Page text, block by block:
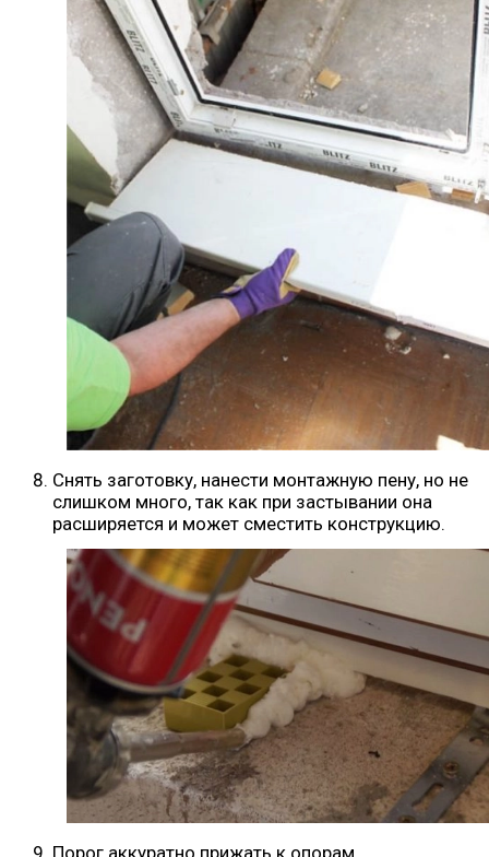
Снять заготовку, нанести монтажную пену, но не
слишком много, так как при застывании она
расширяется и может сместить конструкцию.
Порог аккуратно прижать к опорам.